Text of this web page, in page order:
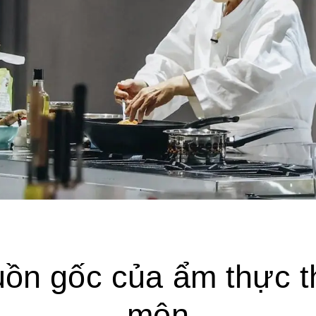
gốc của ẩm thực